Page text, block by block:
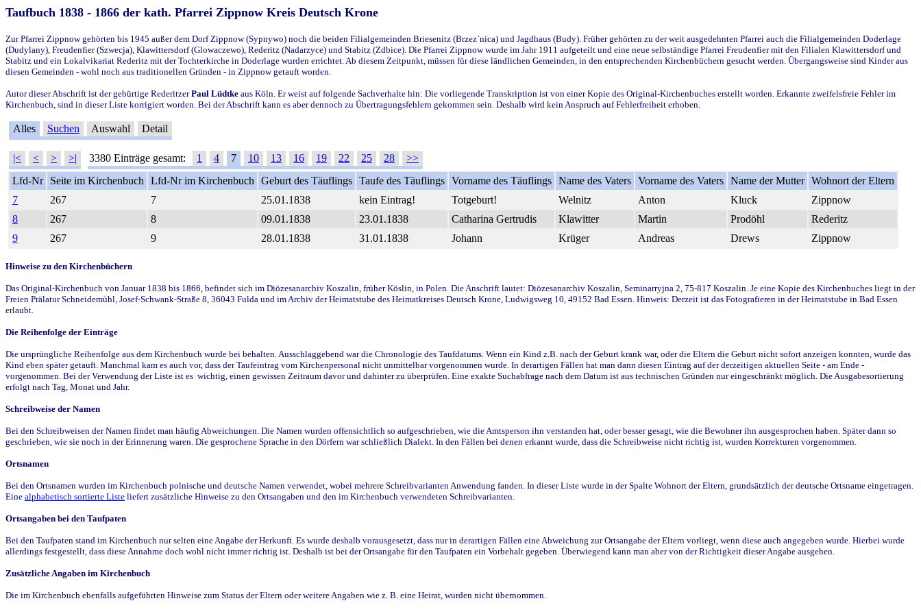
Taufbuch 1838 - 1866 der kath. Pfarrei Zippnow Kreis Deutsch Krone
Zur Pfarrei Zippnow gehörten bis 1945 außer dem Dorf Zippnow (Sypnywo) noch die beiden Filialgemeinden Briesenitz (Brzez`nica) und Jagdhaus (Budy). Früher gehörten zu der weit ausgedehnten Pfarrei auch die Filialgemeinden Doderlage
(Dudylany), Freudenfier (Szwecja), Klawittersdorf (Glowaczewo), Rederitz (Nadarzyce) und Stabitz (Zdbice). Die Pfarrei Zippnow wurde im Jahr 1911 aufgeteilt und eine neue selbständige Pfarrei Freudenfier mit den Filialen Klawittersdorf und
Stabitz und ein Lokalvikariat Rederitz mit der Tochterkirche in Doderlage wurden errichtet. Ab diesem Zeitpunkt, müssen für diese ländlichen Gemeinden, in den entsprechenden Kirchenbüchern gesucht werden. Übergangsweise sind Kinder aus
diesen Gemeinden - wohl noch aus traditionellen Gründen - in Zippnow getauft worden.
Autor dieser Abschrift ist der gebürtige RederitzerPaul Lüdtke aus Köln. Er weist auf folgende Sachverhalte hin: Die vorliegende Transkription ist von einer Kopie des Original-Kirchenbuches erstellt worden. Erkannte zweifelsfreie Fehler im
Kirchenbuch, sind in dieser Liste korrigiert worden. Bei der Abschrift kann es aber dennoch zu Übertragungsfehlern gekommen sein. Deshalb wird kein Anspruch auf Fehlerfreiheit erhoben.
Alles Suchen Auswahl Detail
|< < > >| 3380 Einträge gesamt: 1 4 7 10 13 16 19 22 25 28
>>
Lfd-Nr
Seite im Kirchenbuch Lfd-Nr im Kirchenbuch Geburt des Täuflings Taufe des Täuflings Vorname des Täuflings Name des Vaters Vorname des Vaters Name der Mutter Wohnort der Eltern
7
267 7 25.01.1838 kein Eintrag! Totgeburt! Welnitz Anton Kluck
Zippnow
8
267 8 09.01.1838 23.01.1838 Catharina Gertrudis Klawitter Martin Prodöhl
Rederitz
9
267 9 28.01.1838 31.01.1838 Johann Krüger Andreas Drews Zippnow
Hinweise zu den Kirchenbüchern
Das Original-Kirchenbuch von Januar 1838 bis 1866, befindet sich im Diözesanarchiv Koszalin, früher Köslin, in Polen. Die Anschrift lautet: Diözesanarchiv Koszalin, Seminarryjna 2, 75-817 Koszalin. Je eine Kopie des Kirchenbuches liegt in der
Freien Prälatur Schneidemühl, Josef-Schwank-Straße 8, 36043 Fulda und im Archiv der Heimatstube des Heimatkreises Deutsch Krone, Ludwigsweg 10, 49152 Bad Essen. Hinweis: Derzeit ist das Fotografieren in der Heimatstube in Bad Essen
erlaubt.
Die Reihenfolge der Einträge
Die ursprüngliche Reihenfolge aus dem Kirchenbuch wurde bei behalten. Ausschlaggebend war die Chronologie des Taufdatums. Wenn ein Kind z.B. nach der Geburt krank war, oder die Eltern die Geburt nicht sofort anzeigen konnten, wurde das
Kind eben später getauft. Manchmal kam es auch vor, dass der Taufeintrag vom Kirchenpersonal nicht unmittelbar vorgenommen wurde. In derartigen Fällen hat man dann diesen Eintrag auf der derzeitigen aktuellen Seite - am Ende -
vorgenommen. Bei der Verwendung der Liste ist es wichtig, einen gewissen Zeitraum davor und dahinter zu überprüfen. Eine exakte Suchabfrage nach dem Datum ist aus technischen Gründen nur eingeschränkt möglich. Die Ausgabesortierung
erfolgt nach Tag, Monat und Jahr.
Schreibweise der Namen
Bei den Schreibweisen der Namen findet man häufig Abweichungen. Die Namen wurden offensichtlich so aufgeschrieben, wie die Amtsperson ihn verstanden hat, oder besser gesagt, wie die Bewohner ihn ausgesprochen haben. Später dann so
geschrieben, wie sie noch in der Erinnerung waren. Die gesprochene Sprache in den Dörfern war schließlich Dialekt. In den Fällen bei denen erkannt wurde, dass die Schreibweise nicht richtig ist, wurden Korrekturen vorgenommen.
Ortsnamen
Bei den Ortsnamen wurden im Kirchenbuch polnische und deutsche Namen verwendet, wobei mehrere Schreibvarianten Anwendung fanden. In dieser Liste wurde in der Spalte Wohnort der Eltern, grundsätzlich der deutsche Ortsname eingetragen.
Eine alphabetisch sortierte Liste liefert zusätzliche Hinweise zu den Ortsangaben und den im Kirchenbuch verwendeten Schreibvarianten.
Ortsangaben bei den Taufpaten
Bei den Taufpaten stand im Kirchenbuch nur selten eine Angabe der Herkunft. Es wurde deshalb vorausgesetzt, dass nur in derartigen Fällen eine Abweichung zur Ortsangabe der Eltern vorliegt, wenn diese auch angegeben wurde. Hierbei wurde
allerdings festgestellt, dass diese Annahme doch wohl nicht immer richtig ist. Deshalb ist bei der Ortsangabe für den Taufpaten ein Vorbehalt gegeben. Überwiegend kann man aber von der Richtigkeit dieser Angabe ausgehen.
Zusätzliche Angaben im Kirchenbuch
Die im Kirchenbuch ebenfalls aufgeführten Hinweise zum Status der Eltern oder weitere Angaben wie z. B. eine Heirat, wurden nicht übernommen.